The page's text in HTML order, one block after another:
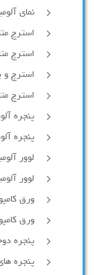
نمای
استرچ
استرچ
استرچ و
استرچ
پنجره
پنجره
لوور
لوور
ورق
ورق
پنجره
پنجره